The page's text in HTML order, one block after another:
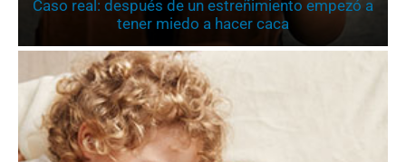
Caso real: después de un estreñimiento empezó a
tener miedo a hacer caca